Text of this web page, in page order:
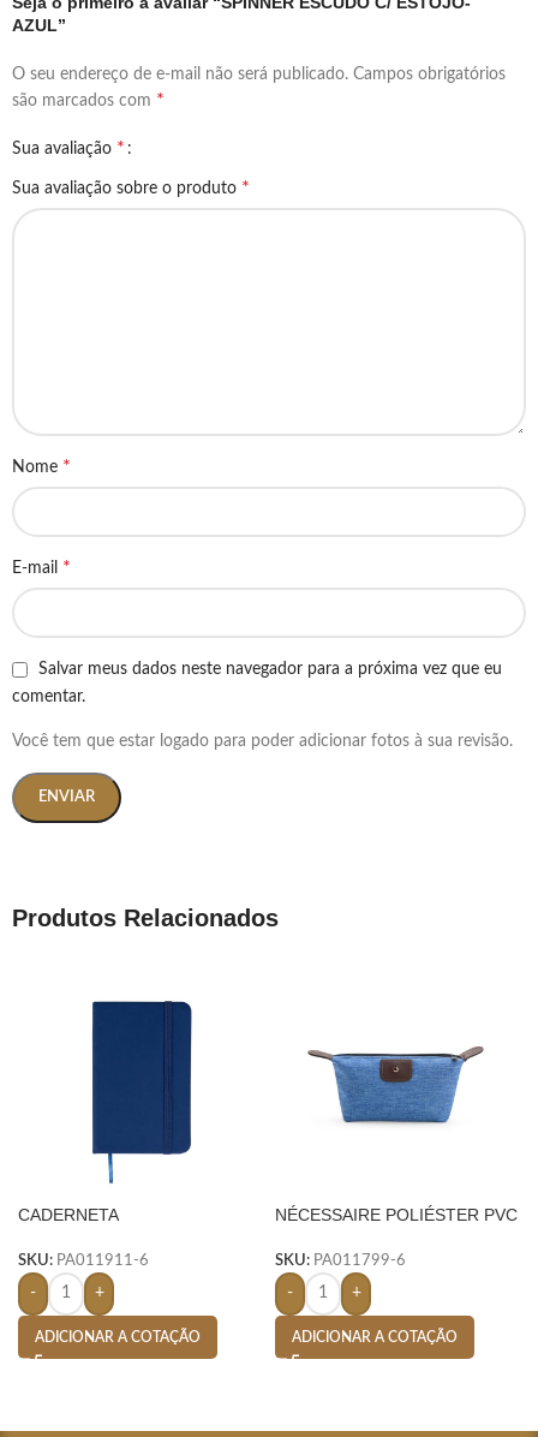
AZUL”
O seu endereço de e-mail não será publicado. Campos obrigatórios
são marcados com *
Sua avaliação *
Sua avaliação sobre o produto *
Nome *
E-mail *
Salvar meus dados neste navegador para a próxima vez que eu
comentar.
Você tem que estar logado para poder adicionar fotos à sua revisão.
Produtos Relacionados
CADERNETA
SKU: PA011911-6
- +
ADICIONAR A COTAÇÃO
NÉCESSAIRE POLIÉSTER PVC
SKU: PA011799-6
- +
ADICIONAR A COTAÇÃO